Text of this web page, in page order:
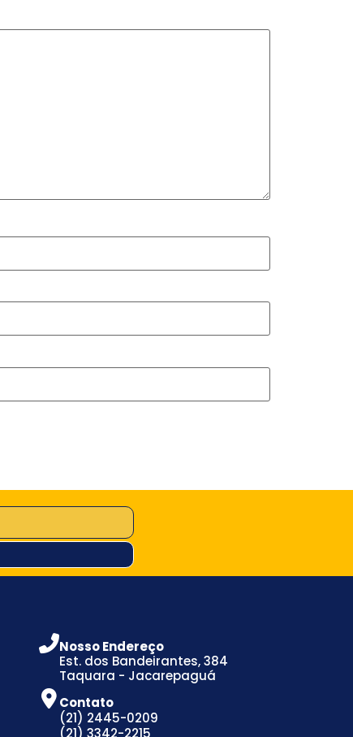
Nosso Endereço
Est. dos Bandeirantes, 384
Taquara - Jacarepaguá
Contato
(21) 2445-0209
(21) 3342-2215